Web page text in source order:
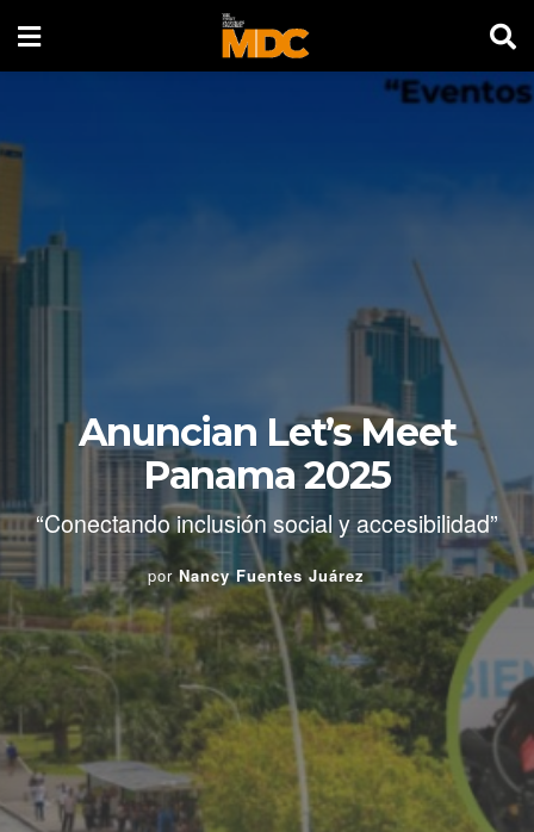
Anuncian Let’s Meet
Panama 2025
“Conectando inclusión social y accesibilidad”
por Nancy Fuentes Juárez